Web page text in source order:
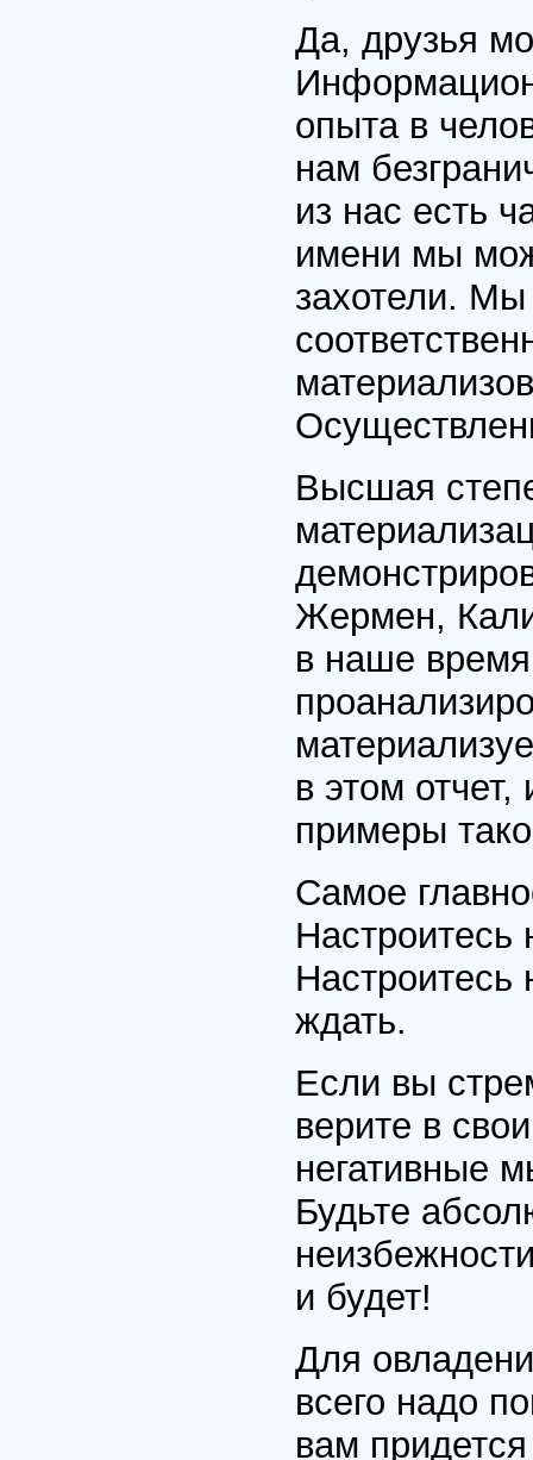
Да, друзья
опыта в
нам
из нас есть
имени мы
захотели.
Высшая
Жермен,
в наше
в этом
примеры
Самое
Настроитесь
Настроитесь
ждать.
Если вы
верите в
негативные
Будьте
и будет!
Для
всего надо
вам